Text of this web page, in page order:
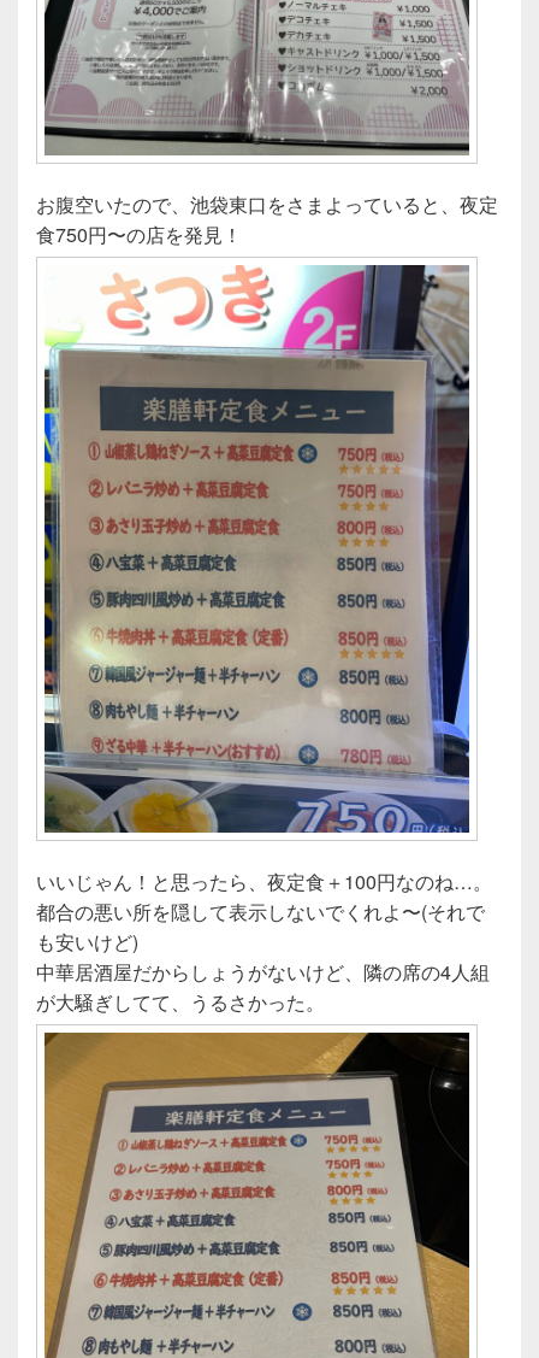
お腹空いたので、池袋東口をさまよっていると、夜定
食750円〜の店を発見！
いいじゃん！と思ったら、夜定食＋100円なのね…。
都合の悪い所を隠して表示しないでくれよ〜(それで
も安いけど)
中華居酒屋だからしょうがないけど、隣の席の4人組
が大騒ぎしてて、うるさかった。